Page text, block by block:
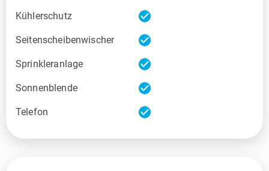
Kühlerschutz check_circle
Seitenscheibenwischer check_circle
Sprinkleranlage check_circle
Sonnenblende check_circle
Telefon check_circle